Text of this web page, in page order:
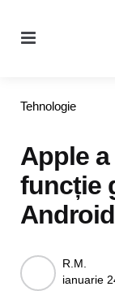
Categories
Tehnologie
Apple a
funcție
Posted
by
R.M.
ianuarie